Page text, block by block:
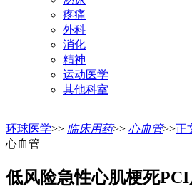
疼痛
外科
消化
精神
运动医学
其他科室
环球医学>> 临床用药>> 心血管>>正
心血管
低风险急性心肌梗死